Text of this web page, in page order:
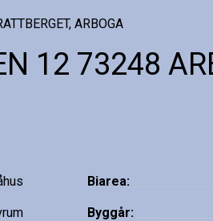
ARBOGA
12 73248
Biarea:
Byggår: